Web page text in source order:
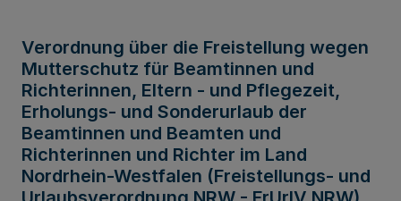
Verordnung über die Freistellung wegen
Mutterschutz für Beamtinnen und
Richterinnen, Eltern - und Pflegezeit,
Erholungs- und Sonderurlaub der
Beamtinnen und Beamten und
Richterinnen und Richter im Land
Nordrhein-Westfalen (Freistellungs- und